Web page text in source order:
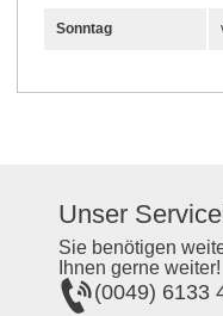
Sonntag
Unser
Sie benötigen
Ihnen gerne weiter!
(0049) 6133